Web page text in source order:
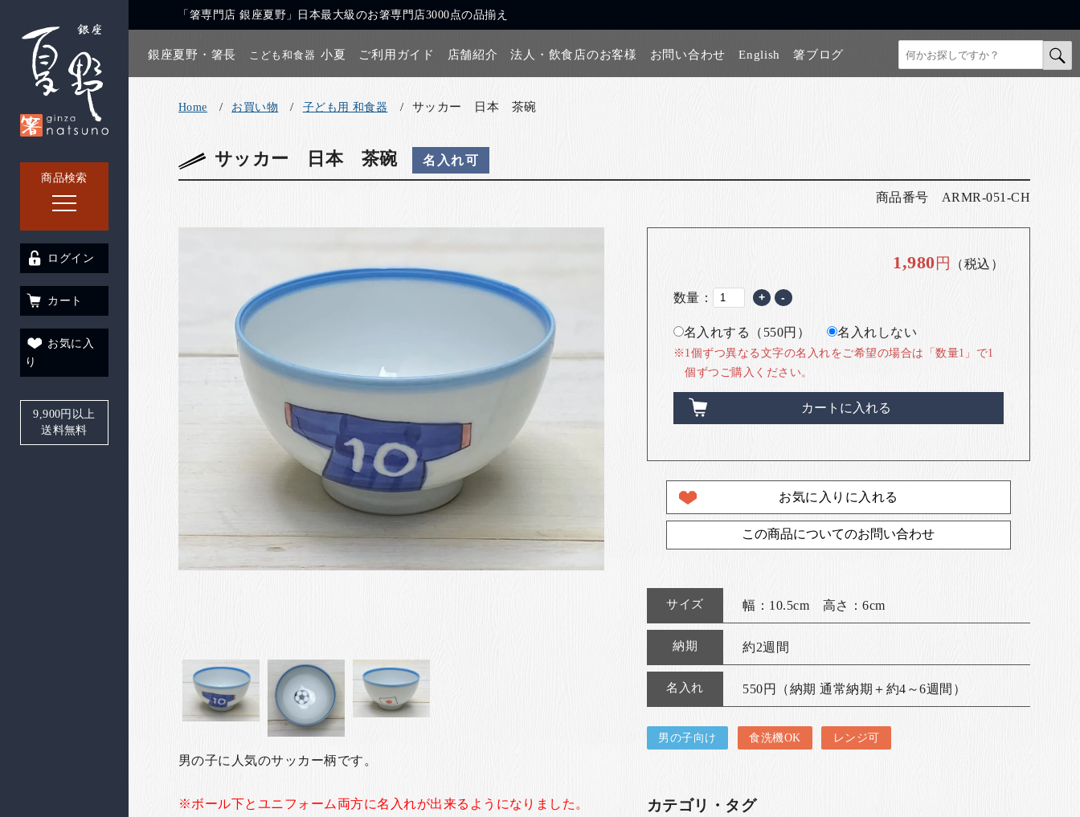
商品検索
「箸専門店 銀座夏野」日本最大級のお箸専門店3000点の品揃え
銀座夏野・箸長 こども和食器 小夏 ご利用ガイド 店舗紹介 法人・飲食店のお客様 お問い合わせ English 箸ブログ
ログイン
カート
お気に入
り
9,900円以上
送料無料
Home お買い物 子ども用 和食器 サッカー 日本 茶碗
サッカー 日本 茶碗 名入れ可
商品番号 ARMR-051-CH
男の子に人気のサッカー柄です。
※ボール下とユニフォーム両方に名入れが出来るようになりました。
1,980円 （税込）
数量： + -
名入れする（550円） 名入れしない
※1個ずつ異なる文字の名入れをご希望の場合は「数量1」で1
個ずつご購入ください。
カートに入れる
お気に入りに入れる
この商品についてのお問い合わせ
サイズ 幅：10.5cm 高さ：6cm
納期 約2週間
名入れ 550円（納期 通常納期＋約4～6週間）
男の子向け 食洗機OK レンジ可
カテゴリ・タグ